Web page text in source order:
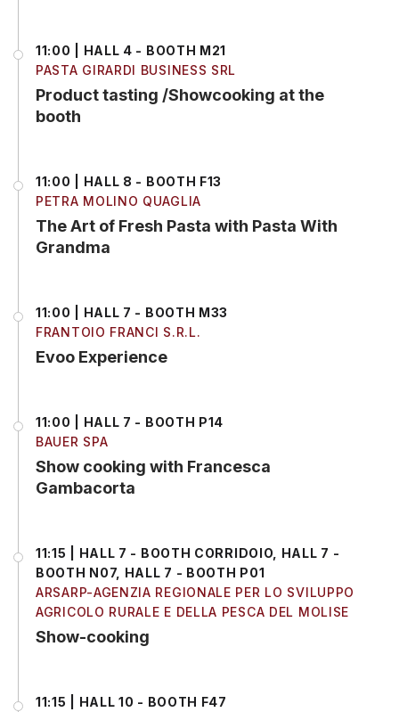
11:00 | HALL 4 - BOOTH M21
PASTA GIRARDI BUSINESS SRL
Product tasting /Showcooking at the
booth
11:00 | HALL 8 - BOOTH F13
PETRA MOLINO QUAGLIA
The Art of Fresh Pasta with Pasta With
Grandma
11:00 | HALL 7 - BOOTH M33
FRANTOIO FRANCI S.R.L.
Evoo Experience
11:00 | HALL 7 - BOOTH P14
BAUER SPA
Show cooking with Francesca
Gambacorta
11:15 | HALL 7 - BOOTH CORRIDOIO, HALL 7 -
BOOTH N07, HALL 7 - BOOTH P01
ARSARP-AGENZIA REGIONALE PER LO SVILUPPO
AGRICOLO RURALE E DELLA PESCA DEL MOLISE
Show-cooking
11:15 | HALL 10 - BOOTH F47